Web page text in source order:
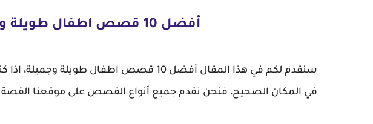
أفضل 10 قصص اطفال طويلة ومشوقة
سنقدم لكم في هذا المقال أفضل 10 قصص اطفال
في المكان الصحيح، فنحن نقدم جميع أنواع القصص على موقعنا القصة